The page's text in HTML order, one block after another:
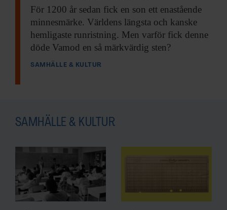
För 1200 år sedan fick en son ett enastående
minnesmärke. Världens längsta och kanske
hemligaste runristning. Men varför fick denne
döde Vamod en så märkvärdig sten?
SAMHÄLLE & KULTUR
SAMHÄLLE & KULTUR